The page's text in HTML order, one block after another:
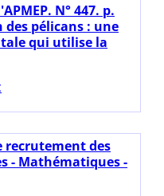
N° 447. p.
des pélicans : une
qui utilise la
recrutement des
- Mathématiques -